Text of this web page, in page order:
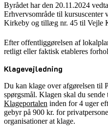
Byrådet har den 20.11.2024
Erhvervsområde til
Kirkeby og tillæg nr. 45 til Vejle
Efter offentliggørelsen af
retligt eller faktisk etableres
Klagevejledning
Du kan klage over afgørelsen til
spørgsmål. Klagen skal du
Klageportalen inden for 4 uger
gebyr på 900 kr. for
organisationer at klage.